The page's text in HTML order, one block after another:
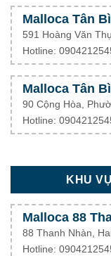
Malloca Tân
591 Hoàng Văn
Hotline:
Malloca Tân
90 Cộng Hòa,
Hotline:
KHU
Malloca 88
88 Thanh Nhàn,
Hotline: